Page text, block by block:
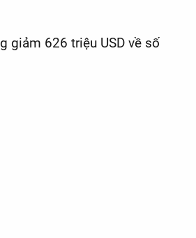
giảm 626 triệu USD về số